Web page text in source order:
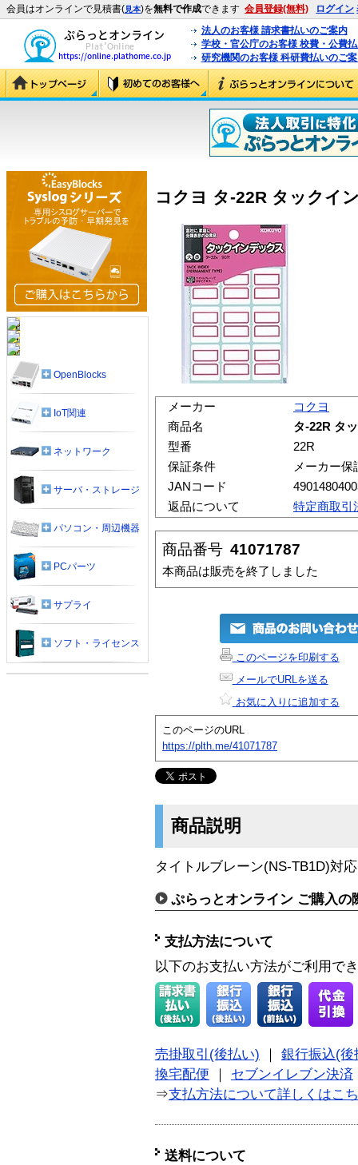
会員はオンラインで見積書(見本)を無料で作成できます 会員登録(無料) ログイン
法人のお客様 請求書払いのご案内
学校・官公庁のお客様 校費・公費
研究機関のお客様 科研費払いのご
コクヨ タ-22R タックイ
メーカー
コクヨ
商品名
タ-22R タ
型番
22R
保証条件
メーカー保
JANコード
返品について
特定商取引
商品番号 41071787
本商品は販売を終了しました
このページを印刷する
メールでURLを送る
お気に入りに追加する
このページのURL
https://plth.me/41071787
商品説明
タイトルブレーン(NS-TB1D)対
ぷらっとオンライン ご購入の
支払方法について
以下のお支払い方法がご利用で
売掛取引(後払い)
銀行振込(後
換宅配便
セブンイレブン決済
⇒支払方法について詳しくはこ
送料について
OpenBlocks
IoT関連
ネットワーク
サーバ・ストレージ
パソコン・周辺機器
PCパーツ
サプライ
ソフト・ライセンス